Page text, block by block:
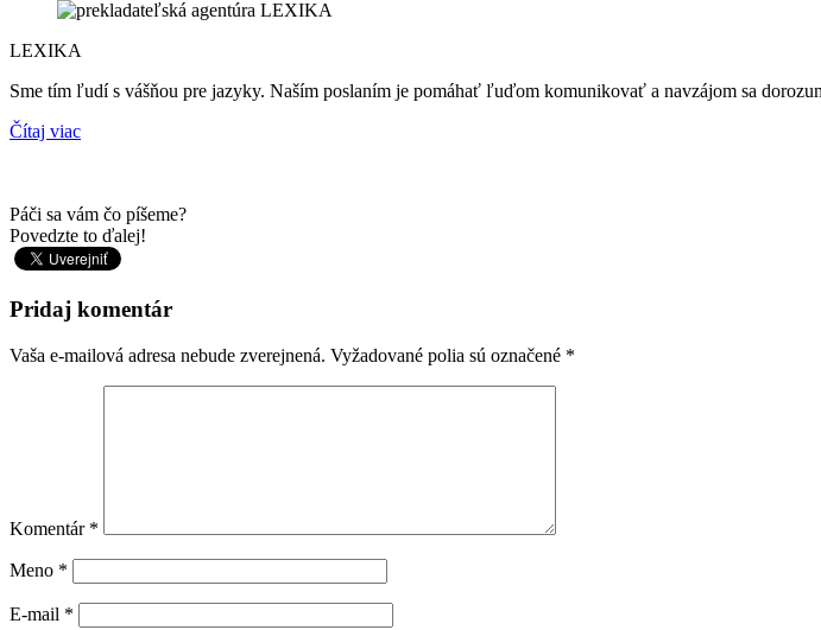
LEXIKA
Sme tím ľudí s vášňou pre jazyky. Naším poslaním je pomáhať ľuďom komunikovať a navzájom sa
Čítaj viac
Páči sa vám čo píšeme?
Povedzte to ďalej!
Pridaj komentár
Vaša e-mailová adresa nebude zverejnená. Vyžadované polia sú označené *
Komentár *
Meno *
E-mail *